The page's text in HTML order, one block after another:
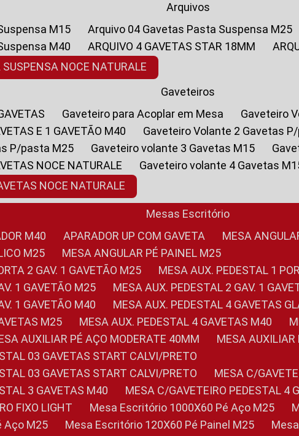
Arquivos
M15
Arquivo 04 Gavetas Pasta Suspensa M25
M40
ARQUIVO 4 GAVETAS STAR 18MM
SUSPENSA NOCE NATURALE
Gaveteiros
Gaveteiro para Acoplar em Mesa
Gaveteiro
E 1 GAVETÃO M40
Gaveteiro Volante 2 Gavetas
P/pasta M25
Gaveteiro volante 3 Gavetas M15
NOCE NATURALE
Gaveteiro volante 4 Gavetas
NOCE NATURALE
Mesas Escritório
M40 APARADOR UP COM GAVETA
MESA
M25
MESA ANGULAR PÉ PAINEL M25
2 GAV. 1 GAVETÃO M25
MESA AUX. PEDESTAL 1
1 GAVETÃO M25
MESA AUX. PEDESTAL 2 GAV. 1
1 GAVETÃO M40
MESA AUX. PEDESTAL 4 GAVETAS
M25
MESA AUX. PEDESTAL 4 GAVETAS M40
AUXILIAR PÉ AÇO MODERATE 40MM
MESA
03 GAVETAS START CALVI/PRETO
03 GAVETAS START CALVI/PRETO
MESA C/
3 GAVETAS M40
MESA C/GAVETEIRO PEDESTAL 4
FIXO LIGHT
Mesa Escritório 1000X60 Pé Aço M25
Aço M25
Mesa Escritório 120X60 Pé Painel M25